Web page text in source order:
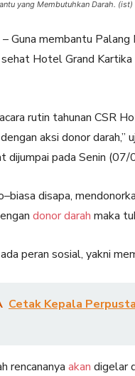
yang Membutuhkan Darah. (ist)
– Guna membantu
Hotel Grand Kartika
rutin tahunan CSR
aksi donor
dijumpai pada Senin
disapa,
donor darah maka
peran sosial, yakni
Cetak Kepala
rencananya akan digelar